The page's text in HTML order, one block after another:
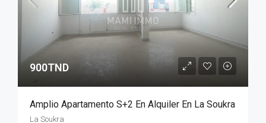
900TND
Amplio Apartamento S+2 En Alquiler En La Soukra
La Soukra